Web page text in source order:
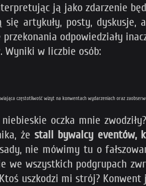
ją jako zdarzenie
się artykuły, posty,
przekonania odpowiedziały
Wyniki w liczbie osób:
częstotliwość wizyt na konwentach wydarzeniach oraz
oczka mnie
że stali bywalcy eventów,
nie mówimy tu o
we wszystkich podgrupach
uszkodzi mi strój?